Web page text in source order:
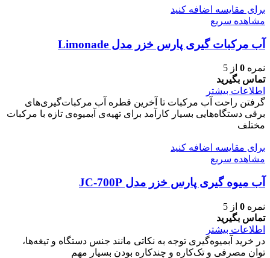
برای مقایسه اضافه کنید
مشاهده سریع
آب مرکبات گیری پارس خزر مدل Limonade
نمره 0 از 5
تماس بگیرید
اطلاعات بیشتر
گرفتن راحت آب مرکبات تا آخرین قطره آب مرکبات‌گیری‌های
برقی دستگاه‌هایی بسیار کارآمد برای تهیه‌ی آبمیوه‌ی تازه با مرکبات
مختلف
برای مقایسه اضافه کنید
مشاهده سریع
آب میوه گیری پارس خزر مدل JC-700P
نمره 0 از 5
تماس بگیرید
اطلاعات بیشتر
در خرید آبمیوه‌گیری توجه به نکاتی مانند جنس دستگاه و تیغه‌ها،
توان مصرفی و تک‌کاره و چندکاره بودن بسیار مهم